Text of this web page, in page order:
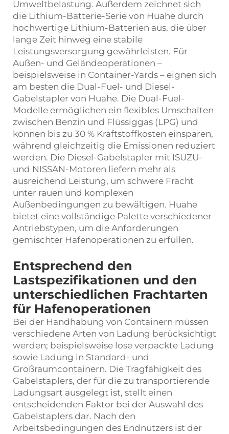
Umweltbelastung. Außerdem zeichnet sich
die Lithium-Batterie-Serie von Huahe durch
hochwertige Lithium-Batterien aus, die über
lange Zeit hinweg eine stabile
Leistungsversorgung gewährleisten. Für
Außen- und Geländeoperationen –
beispielsweise in Container-Yards – eignen sich
am besten die Dual-Fuel- und Diesel-
Gabelstapler von Huahe. Die Dual-Fuel-
Modelle ermöglichen ein flexibles Umschalten
zwischen Benzin und Flüssiggas (LPG) und
können bis zu 30 % Kraftstoffkosten einsparen,
während gleichzeitig die Emissionen reduziert
werden. Die Diesel-Gabelstapler mit ISUZU-
und NISSAN-Motoren liefern mehr als
ausreichend Leistung, um schwere Fracht
unter rauen und komplexen
Außenbedingungen zu bewältigen. Huahe
bietet eine vollständige Palette verschiedener
Antriebstypen, um die Anforderungen
gemischter Hafenoperationen zu erfüllen.
Entsprechend den
Lastspezifikationen und den
unterschiedlichen Frachtarten
für Hafenoperationen
Bei der Handhabung von Containern müssen
verschiedene Arten von Ladung berücksichtigt
werden; beispielsweise lose verpackte Ladung
sowie Ladung in Standard- und
Großraumcontainern. Die Tragfähigkeit des
Gabelstaplers, der für die zu transportierende
Ladungsart ausgelegt ist, stellt einen
entscheidenden Faktor bei der Auswahl des
Gabelstaplers dar. Nach den
Arbeitsbedingungen des Endnutzers ist der